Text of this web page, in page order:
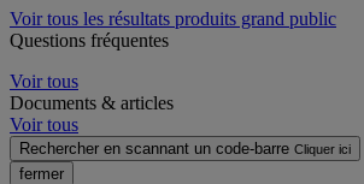
Voir tous les résultats produits grand public
Questions fréquentes
Voir tous
Documents & articles
Voir tous
Rechercher en scannant un code-barre Cliquer ici
fermer